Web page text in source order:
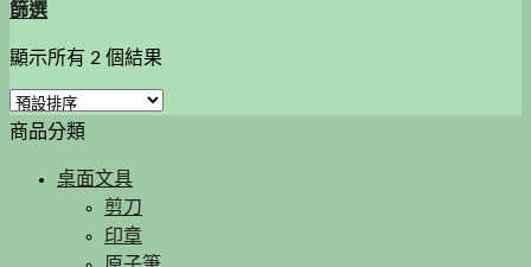
篩選
顯示所有 2 個結果
商品分類
桌面文具
剪刀
印章